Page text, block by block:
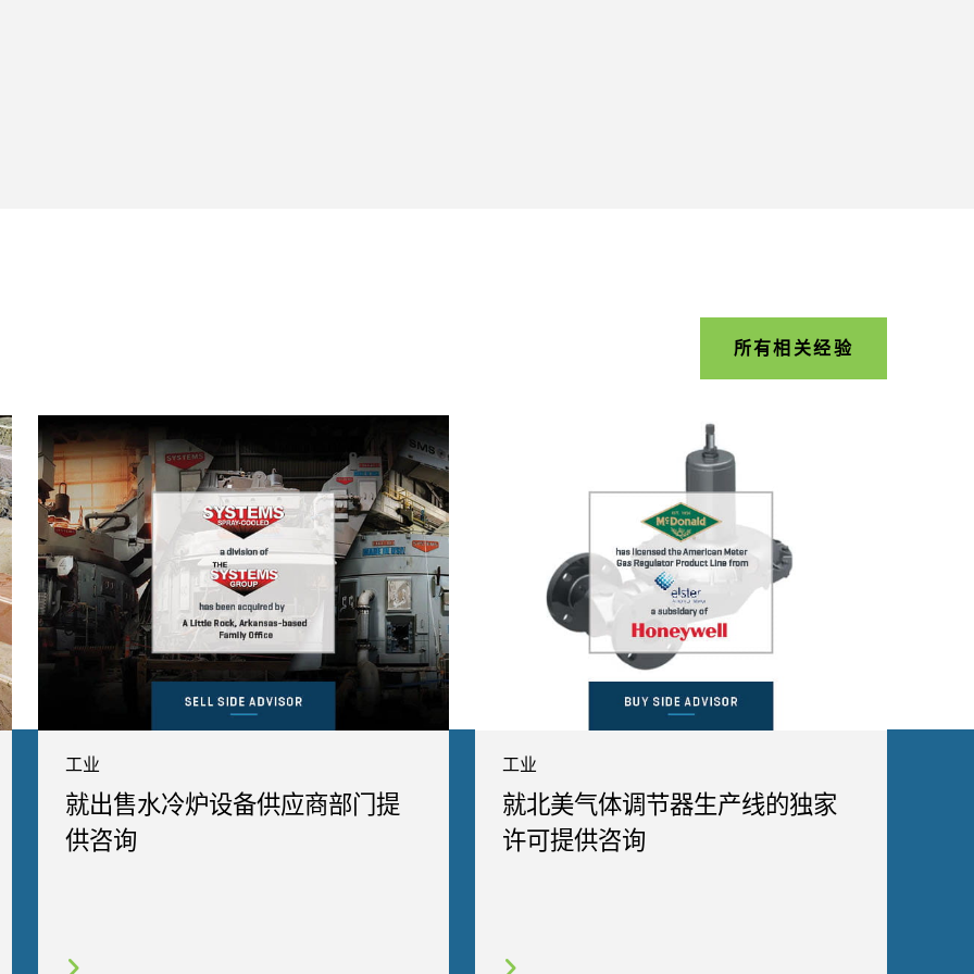
所有相关经验
工业
就出售水冷炉设备供应商部门提
供咨询
工业
就北美气体调节器生产线的独家
许可提供咨询